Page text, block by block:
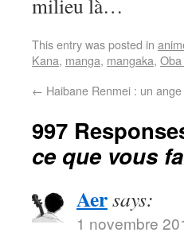
milieu là…
This entry was posted in
Kana, manga, mangaka,
← Haibane Renmei : un
997
ce que vous
Aersays:
1 novembre